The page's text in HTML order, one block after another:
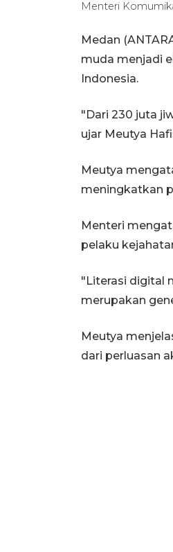
Menteri
Medan
muda menjadi
Indonesia.
"Dari 230 juta
ujar Meutya
Meutya
meningkatkan
Menteri
pelaku
"Literasi digital
merupakan
Meutya
dari perluasan